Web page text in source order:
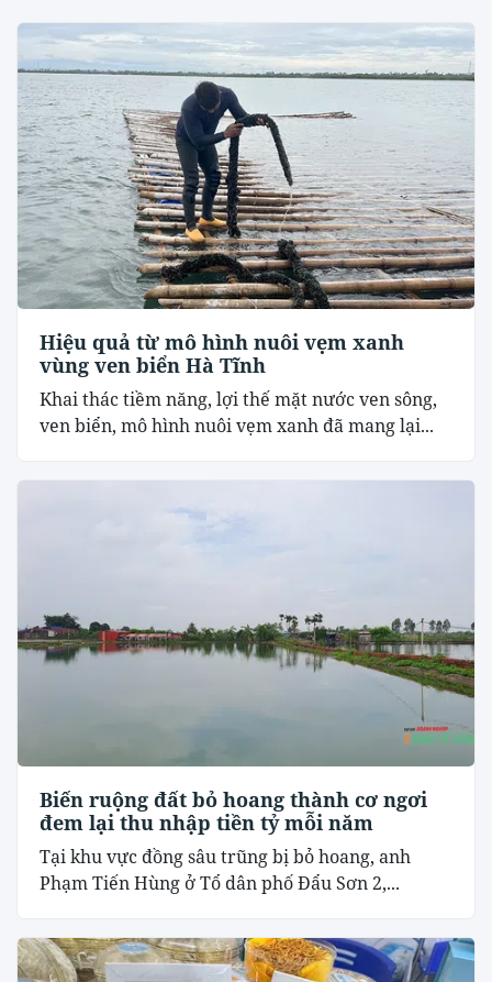
Hiệu quả từ mô hình nuôi vẹm xanh
vùng ven biển Hà Tĩnh
Khai thác tiềm năng, lợi thế mặt nước ven sông,
ven biển, mô hình nuôi vẹm xanh đã mang lại...
Biến ruộng đất bỏ hoang thành cơ ngơi
đem lại thu nhập tiền tỷ mỗi năm
Tại khu vực đồng sâu trũng bị bỏ hoang, anh
Phạm Tiến Hùng ở Tổ dân phố Đẩu Sơn 2,...